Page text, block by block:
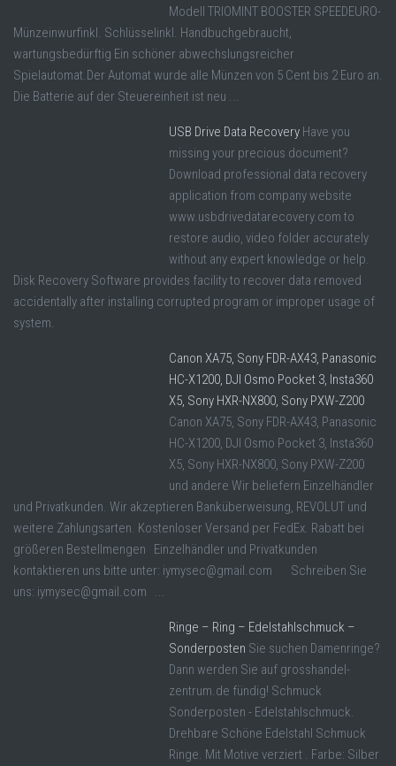
Modell TRIOMINT BOOSTER SPEEDEURO-
Münzeinwurfinkl. Schlüsselinkl. Handbuchgebraucht,
wartungsbedürftig Ein schöner abwechslungsreicher
Spielautomat.Der Automat wurde alle Münzen von 5 Cent bis 2 Euro an.
Die Batterie auf der Steuereinheit ist neu ...
USB Drive Data Recovery Have you
missing your precious document?
Download professional data recovery
application from company website
www.usbdrivedatarecovery.com to
restore audio, video folder accurately
without any expert knowledge or help.
Disk Recovery Software provides facility to recover data removed
accidentally after installing corrupted program or improper usage of
system.
Canon XA75, Sony FDR-AX43, Panasonic
HC-X1200, DJI Osmo Pocket 3, Insta360
X5, Sony HXR-NX800, Sony PXW-Z200
Canon XA75, Sony FDR-AX43, Panasonic
HC-X1200, DJI Osmo Pocket 3, Insta360
X5, Sony HXR-NX800, Sony PXW-Z200
und andere Wir beliefern Einzelhändler
und Privatkunden. Wir akzeptieren Banküberweisung, REVOLUT und
weitere Zahlungsarten. Kostenloser Versand per FedEx. Rabatt bei
größeren Bestellmengen Einzelhändler und Privatkunden
kontaktieren uns bitte unter: iymysec@gmail.com Schreiben Sie
uns: iymysec@gmail.com ...
Ringe – Ring – Edelstahlschmuck –
Sonderposten Sie suchen Damenringe?
Dann werden Sie auf grosshandel-
zentrum.de fündig! Schmuck
Sonderposten - Edelstahlschmuck.
Drehbare Schöne Edelstahl Schmuck
Ringe. Mit Motive verziert . Farbe: Silber